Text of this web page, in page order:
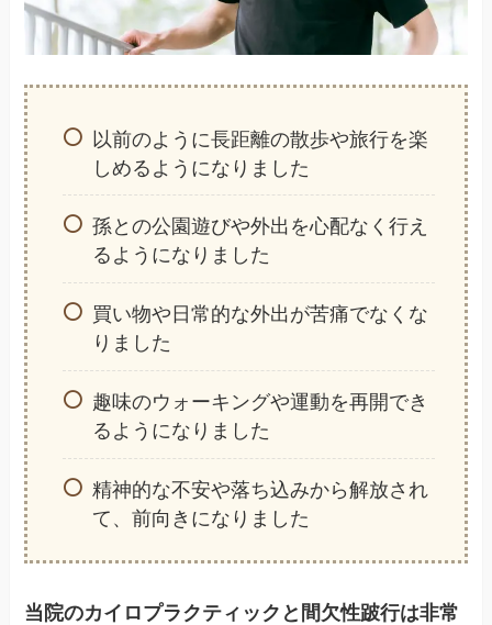
以前のように長距離の散歩や旅行を楽
しめるようになりました
孫との公園遊びや外出を心配なく行え
るようになりました
買い物や日常的な外出が苦痛でなくな
りました
趣味のウォーキングや運動を再開でき
るようになりました
精神的な不安や落ち込みから解放され
て、前向きになりました
当院のカイロプラクティックと間欠性跛行は非常